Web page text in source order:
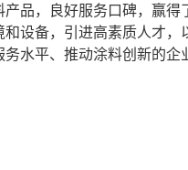
品，良好服务口碑，赢得
设备，引进高素质人才，
水平、推动涂料创新的企